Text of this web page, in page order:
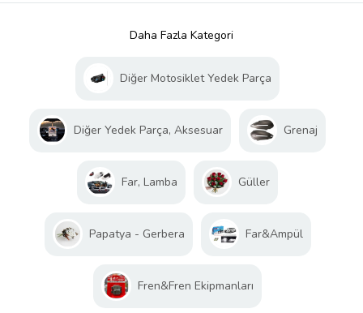
Daha Fazla Kategori
Diğer Motosiklet Yedek Parça
Diğer Yedek Parça, Aksesuar Grenaj
Far, Lamba Güller
Papatya - Gerbera Far&Ampül
Fren&Fren Ekipmanları